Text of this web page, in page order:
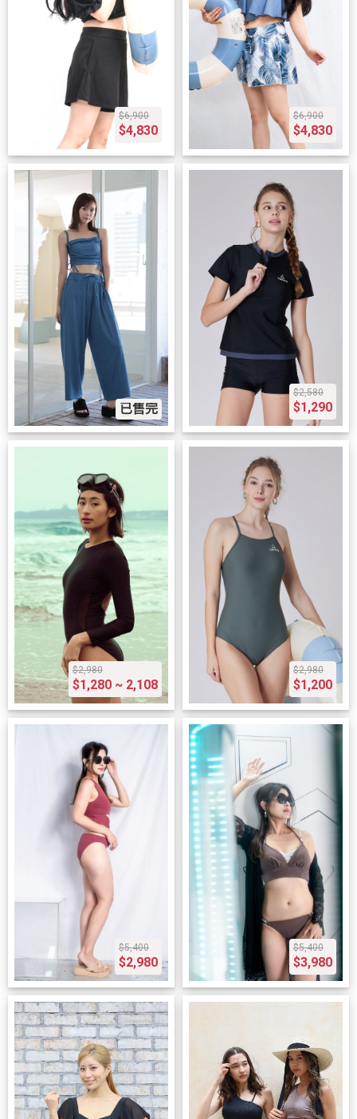
$6,900
$4,830
$6,900
$4,830
已售完
$2,580
$1,290
$2,980
$1,280 ~ 2,108
$2,980
$1,200
$5,400
$2,980
$5,400
$3,980